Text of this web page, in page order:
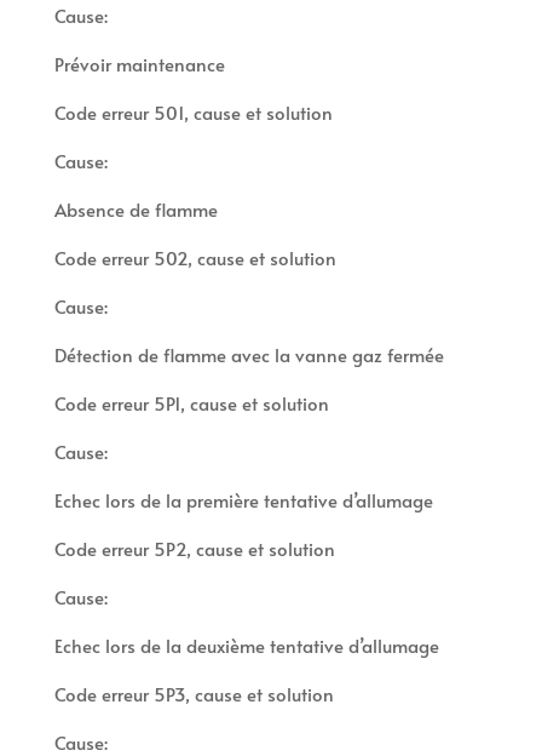
Cause:
Prévoir maintenance
Code erreur 501, cause et solution
Cause:
Absence de flamme
Code erreur 502, cause et solution
Cause:
Détection de flamme avec la vanne gaz fermée
Code erreur 5P1, cause et solution
Cause:
Echec lors de la première tentative d’allumage
Code erreur 5P2, cause et solution
Cause:
Echec lors de la deuxième tentative d’allumage
Code erreur 5P3, cause et solution
Cause: